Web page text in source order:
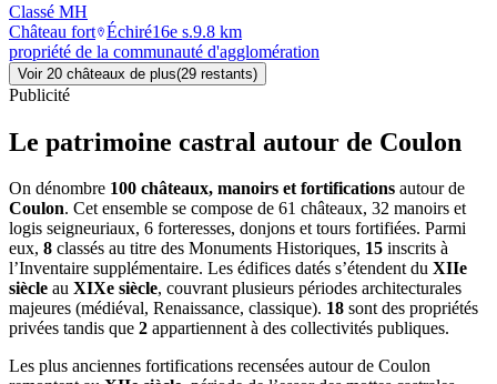
Classé MH
Château fort Échiré16e s.9.8 km
propriété de la communauté d'agglomération
Voir 20 châteaux de plus(29 restants)
Publicité
Le patrimoine castral autour de Coulon
On dénombre 100 châteaux, manoirs et fortifications autour de
Coulon. Cet ensemble se compose de 61 châteaux, 32 manoirs et
logis seigneuriaux, 6 forteresses, donjons et tours fortifiées. Parmi
eux, 8 classés au titre des Monuments Historiques, 15 inscrits à
l’Inventaire supplémentaire. Les édifices datés s’étendent du XIIe
siècle au XIXe siècle, couvrant plusieurs périodes architecturales
majeures (médiéval, Renaissance, classique). 18 sont des propriétés
privées tandis que 2 appartiennent à des collectivités publiques.
Les plus anciennes fortifications recensées autour de Coulon